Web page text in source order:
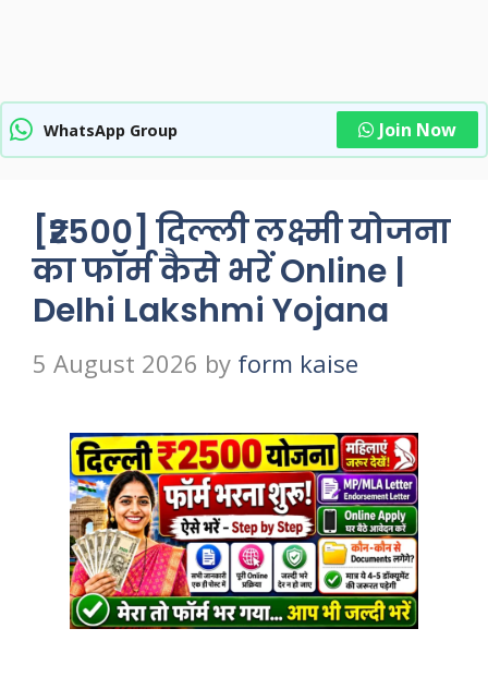
WhatsApp Group Join Now
[₹2500] दिल्ली लक्ष्मी योजना
का फॉर्म कैसे भरें Online |
Delhi Lakshmi Yojana
5 August 2026 by form kaise